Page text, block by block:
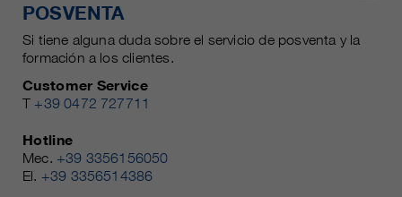
POSVENTA
Si tiene alguna duda sobre el servicio de posventa y la
formación a los clientes.
Customer Service
T +39 0472 727711
Hotline
Mec. +39 3356156050
El. +39 3356514386